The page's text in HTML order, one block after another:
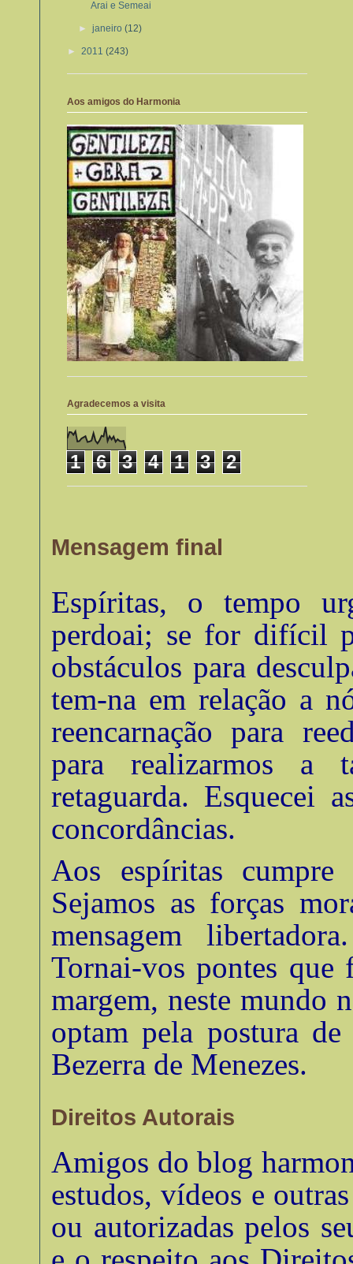
Arai e Semeai
►janeiro(12)
► 2011 (243)
Aos amigos do Harmonia
Agradecemos a visita
1 6 3 4 1 3 2
Mensagem final
Espíritas, o tempo
perdoai; se for difícil
obstáculos para
tem-na em relação a
reencarnação para
para realizarmos a
retaguarda. Esquecei
concordâncias.
Aos espíritas
Sejamos as forças
mensagem
Tornai-vos pontes que
margem, neste mundo
optam pela postura
Bezerra de Menezes.
Direitos Autorais
Amigos do blog
estudos, vídeos e
ou autorizadas pelos